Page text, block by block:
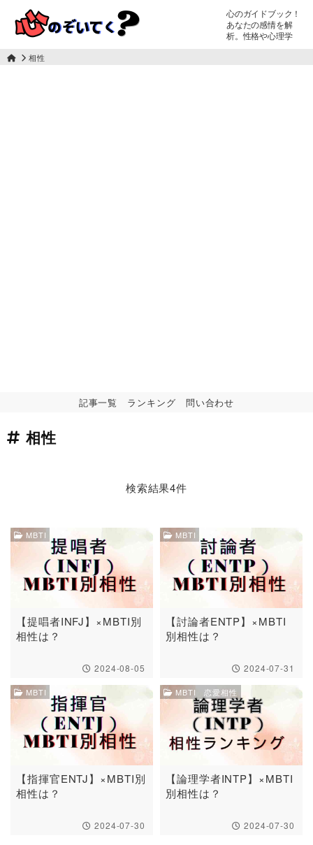
心のガイドブック！
あなたの感情を解
析。性格や心理学
相性
記事一覧 ランキング 問い合わせ
相性
検索結果4件
MBTI
【提唱者INFJ】×MBTI別
相性は？
2024-08-05
MBTI
【討論者ENTP】×MBTI
別相性は？
2024-07-31
MBTI
【指揮官ENTJ】×MBTI別
相性は？
2024-07-30
MBTI 恋愛相性
【論理学者INTP】×MBTI
別相性は？
2024-07-30